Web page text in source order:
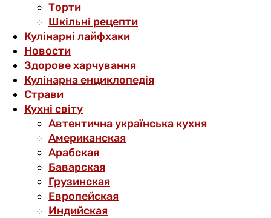
Торти
Шкільні рецепти
Кулінарні лайфхаки
Новости
Здорове харчування
Кулінарна енциклопедія
Страви
Кухні світу
Автентична українська кухня
Американская
Арабская
Баварская
Грузинская
Европейская
Индийская